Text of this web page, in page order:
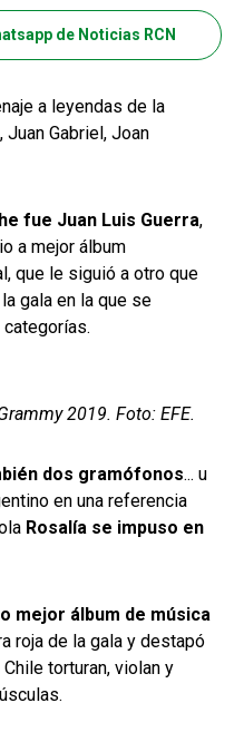
de Noticias RCN
a leyendas de la
Gabriel, Joan
fue Juan Luis Guerra,
a mejor álbum
que le siguió a otro que
gala en la que se
2019. Foto: EFE.
dos gramófonos... u
en una referencia
Rosalía se impuso en
mejor álbum de música
roja de la gala y destapó
torturan, violan y